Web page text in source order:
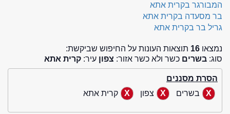
המבורגר בקרית אתא
בר מסעדה בקרית אתא
גריל בר בקרית אתא
נמצאו 16 תוצאות העונות על החיפוש שביקשת:
סוג: בשרים כשר ולא כשר אזור: צפון עיר: קרית אתא
הסרת מסננים
בשרים
צפון קרית אתא